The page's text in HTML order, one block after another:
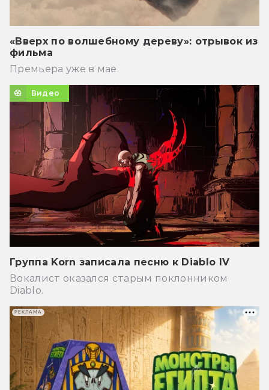
«Вверх по волшебному дереву»: отрывок из
фильма
Премьера уже в мае.
Видео
Группа Korn записала песню к Diablo IV
Вокалист оказался старым поклонником
Diablo.
РЕКЛАМА